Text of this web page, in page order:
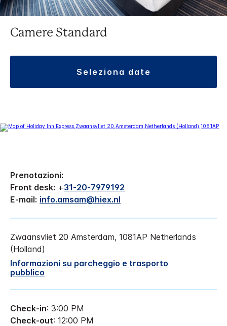
Camere Standard
seleziona date
Prenotazioni:
Front desk: +31-20-7979192
E-mail: info.amsam@hiex.nl
Zwaansvliet 20 Amsterdam, 1081AP Netherlands
(Holland)
Informazioni su parcheggio e trasporto
pubblico
Check-in: 3:00 PM
Check-out: 12:00 PM